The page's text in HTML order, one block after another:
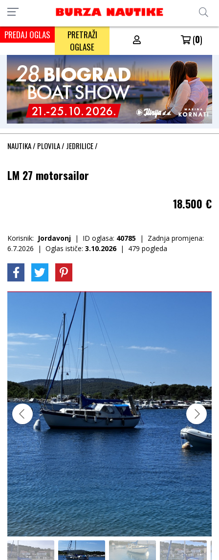
PREDAJ OGLAS
PRETRAŽI
OGLASE
(0)
NAUTIKA/ PLOVILA/ JEDRILICE/
LM 27 motorsailor
18.500 €
Korisnik: Jordavonj | ID oglasa: 40785 | Zadnja promjena:
6.7.2026 | Oglas ističe: 3.10.2026| 479 pogleda